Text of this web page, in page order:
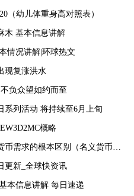
（幼儿体重身高对照表）
木 基本信息讲解
情况讲解|环球热文
现复涨洪水
负众望如约而至
系列活动 将持续至6月上旬
概略
区别（名义货币需求与实际货币需求）
更新_全球快资讯
本信息讲解 每日速递